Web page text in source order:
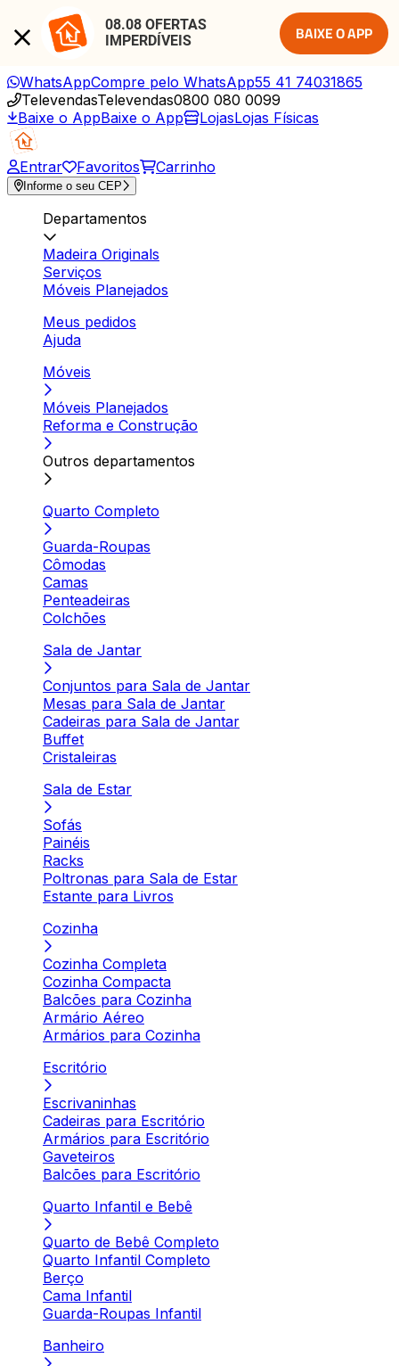
08.08 OFERTAS
IMPERDÍVEIS
BAIXE O APP
WhatsAppCompre pelo WhatsApp55 41 74031865
TelevendasTelevendas0800 080 0099
Baixe o AppBaixe o App LojasLojas Físicas
Entrar Favoritos Carrinho
Informe o seu CEP
Departamentos
Madeira Originals
Serviços
Móveis Planejados
Meus pedidos
Ajuda
Móveis
Móveis Planejados
Reforma e Construção
Outros departamentos
Quarto Completo
Guarda-Roupas
Cômodas
Camas
Penteadeiras
Colchões
Sala de Jantar
Conjuntos para Sala de Jantar
Mesas para Sala de Jantar
Cadeiras para Sala de Jantar
Buffet
Cristaleiras
Sala de Estar
Sofás
Painéis
Racks
Poltronas para Sala de Estar
Estante para Livros
Cozinha
Cozinha Completa
Cozinha Compacta
Balcões para Cozinha
Armário Aéreo
Armários para Cozinha
Escritório
Escrivaninhas
Cadeiras para Escritório
Armários para Escritório
Gaveteiros
Balcões para Escritório
Quarto Infantil e Bebê
Quarto de Bebê Completo
Quarto Infantil Completo
Berço
Cama Infantil
Guarda-Roupas Infantil
Banheiro